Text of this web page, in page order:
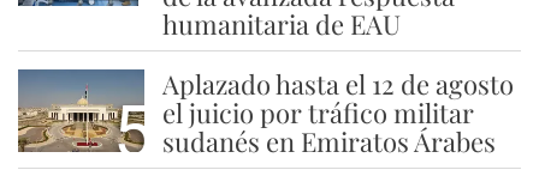
humanitaria de EAU
5
Aplazado hasta el 12 de agosto
el juicio por tráfico militar
sudanés en Emiratos Árabes